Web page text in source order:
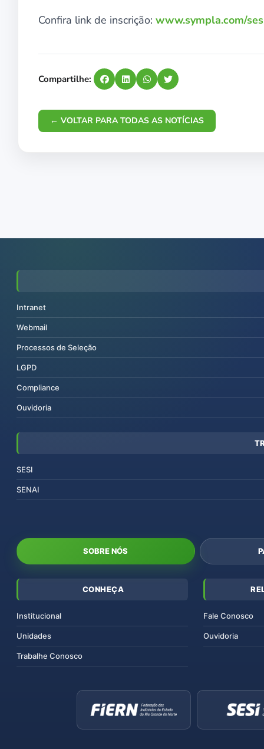
Confira link de inscrição: www.sympla.com/
Compartilhe:
← VOLTAR PARA TODAS AS NOTÍCIAS
Intranet
Webmail
Processos de Seleção
LGPD
Compliance
Ouvidoria
SESI
SENAI
SOBRE NÓS
CONHEÇA
Institucional
Unidades
Trabalhe Conosco
Fale Conosco
Ouvidoria